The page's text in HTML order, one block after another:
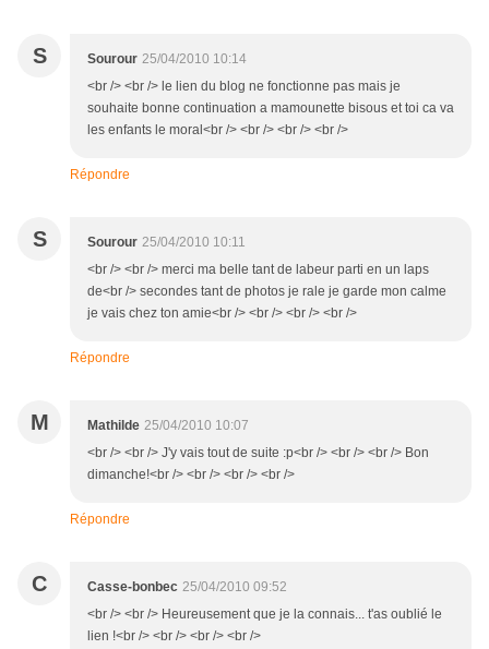
S Sourour 25/04/2010 10:14
<br /> <br /> le lien du blog ne fonctionne pas mais je
souhaite bonne continuation a mamounette bisous et toi ca va
les enfants le moral<br /> <br /> <br /> <br />
Répondre
S Sourour 25/04/2010 10:11
<br /> <br /> merci ma belle tant de labeur parti en un laps
de<br /> secondes tant de photos je rale je garde mon calme
je vais chez ton amie<br /> <br /> <br /> <br />
Répondre
M Mathilde 25/04/2010 10:07
<br /> <br /> J'y vais tout de suite :p<br /> <br /> <br /> Bon
dimanche!<br /> <br /> <br /> <br />
Répondre
C Casse-bonbec 25/04/2010 09:52
<br /> <br /> Heureusement que je la connais... t'as oublié le
lien !<br /> <br /> <br /> <br />